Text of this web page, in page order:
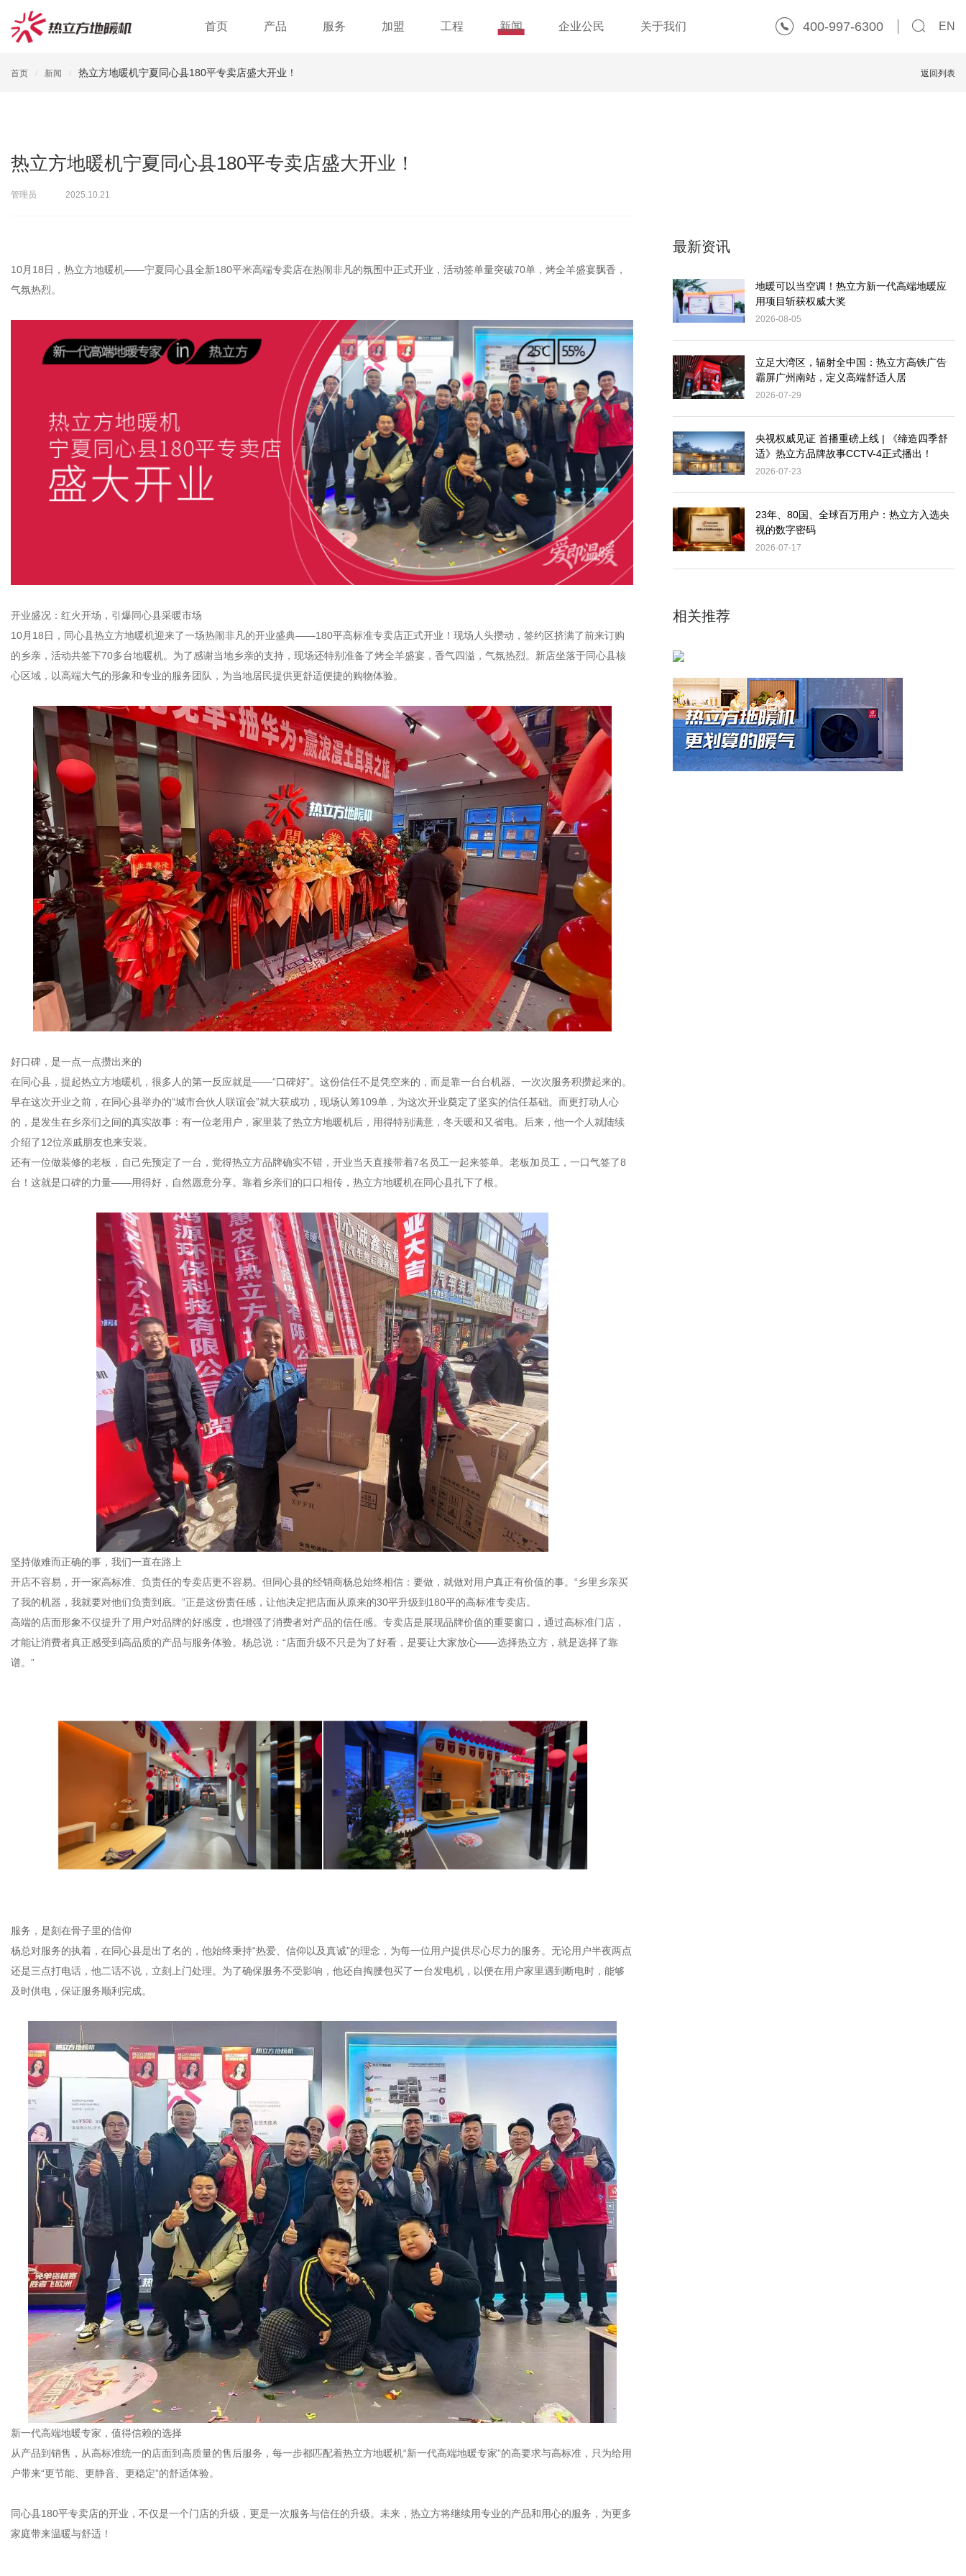
首页 产品 服务 加盟 工程 新闻 企业公民 关于我们 400-997-6300 EN
首页 新闻 热立方地暖机宁夏同心县180平专卖店盛大开业！ 返回列表
热立方地暖机宁夏同心县180平专卖店盛大开业！
管理员 2025.10.21
10月18日，热立方地暖机——宁夏同心县全新180平米高端专卖店在热闹非凡的氛围中正式开业，活动签单量突破70单，烤全羊盛宴飘香，
气氛热烈。
开业盛况：红火开场，引爆同心县采暖市场
10月18日，同心县热立方地暖机迎来了一场热闹非凡的开业盛典——180平高标准专卖店正式开业！现场人头攒动，签约区挤满了前来订购
的乡亲，活动共签下70多台地暖机。为了感谢当地乡亲的支持，现场还特别准备了烤全羊盛宴，香气四溢，气氛热烈。新店坐落于同心县核
心区域，以高端大气的形象和专业的服务团队，为当地居民提供更舒适便捷的购物体验。
好口碑，是一点一点攒出来的
在同心县，提起热立方地暖机，很多人的第一反应就是——“口碑好”。这份信任不是凭空来的，而是靠一台台机器、一次次服务积攒起来的。
早在这次开业之前，在同心县举办的“城市合伙人联谊会”就大获成功，现场认筹109单，为这次开业奠定了坚实的信任基础。而更打动人心
的，是发生在乡亲们之间的真实故事：有一位老用户，家里装了热立方地暖机后，用得特别满意，冬天暖和又省电。后来，他一个人就陆续
介绍了12位亲戚朋友也来安装。
还有一位做装修的老板，自己先预定了一台，觉得热立方品牌确实不错，开业当天直接带着7名员工一起来签单。老板加员工，一口气签了8
台！这就是口碑的力量——用得好，自然愿意分享。靠着乡亲们的口口相传，热立方地暖机在同心县扎下了根。
坚持做难而正确的事，我们一直在路上
开店不容易，开一家高标准、负责任的专卖店更不容易。但同心县的经销商杨总始终相信：要做，就做对用户真正有价值的事。“乡里乡亲买
了我的机器，我就要对他们负责到底。”正是这份责任感，让他决定把店面从原来的30平升级到180平的高标准专卖店。
高端的店面形象不仅提升了用户对品牌的好感度，也增强了消费者对产品的信任感。专卖店是展现品牌价值的重要窗口，通过高标准门店，
才能让消费者真正感受到高品质的产品与服务体验。杨总说：“店面升级不只是为了好看，是要让大家放心——选择热立方，就是选择了靠
谱。”
服务，是刻在骨子里的信仰
杨总对服务的执着，在同心县是出了名的，他始终秉持“热爱、信仰以及真诚”的理念，为每一位用户提供尽心尽力的服务。无论用户半夜两点
还是三点打电话，他二话不说，立刻上门处理。为了确保服务不受影响，他还自掏腰包买了一台发电机，以便在用户家里遇到断电时，能够
及时供电，保证服务顺利完成。
新一代高端地暖专家，值得信赖的选择
从产品到销售，从高标准统一的店面到高质量的售后服务，每一步都匹配着热立方地暖机“新一代高端地暖专家”的高要求与高标准，只为给用
户带来“更节能、更静音、更稳定”的舒适体验。
同心县180平专卖店的开业，不仅是一个门店的升级，更是一次服务与信任的升级。未来，热立方将继续用专业的产品和用心的服务，为更多
家庭带来温暖与舒适！
最新资讯
地暖可以当空调！热立方新一代高端地暖应
用项目斩获权威大奖
2026-08-05
立足大湾区，辐射全中国：热立方高铁广告
霸屏广州南站，定义高端舒适人居
2026-07-29
央视权威见证 首播重磅上线 | 《缔造四季舒
适》热立方品牌故事CCTV-4正式播出！
2026-07-23
23年、80国、全球百万用户：热立方入选央
视的数字密码
2026-07-17
相关推荐